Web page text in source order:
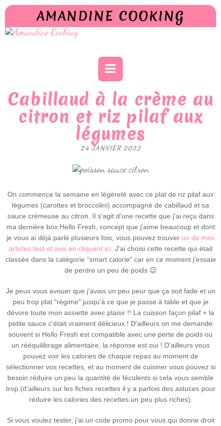
AMANDINE COOKING
Cabillaud à la crème au
citron et riz pilaf aux
légumes
24 JANVIER 2022
On commence la semaine en légèreté avec ce plat de riz pilaf aux
légumes (carottes et broccolini) accompagné de cabillaud et sa
sauce crémeuse au citron. Il s'agit d'une recette que j'ai reçu dans
ma dernière box Hello Fresh, concept que j'aime beaucoup et dont
je vous ai déjà parlé plusieurs fois, vous pouvez trouver un de mes
articles test et avis en cliquant ici . J'ai choisi cette recette qui était
classée dans la catégorie "smart calorie" car en ce moment j'essaie
de perdre un peu de poids 😉
Je peux vous avouer que j'avais un peu peur que ça soit fade et un
peu trop plat "régime" jusqu'à ce que je passe à table et que je
dévore toute mon assiette avec plaisir !! La cuisson façon pilaf + la
petite sauce c'était vraiment délicieux ! D'ailleurs on me demande
souvent si Hello Fresh est compatible avec une perte de poids ou
un rééquilibrage alimentaire, la réponse est oui ! D'ailleurs vous
pouvez voir les calories de chaque repas au moment de
sélectionner vos recettes, et au moment de cuisiner vous pouvez si
besoin réduire un peu la quantité de féculents si cela vous semble
trop (d'ailleurs sur les fiches recettes il y a parfois des astuces pour
réduire les calories des recettes un peu plus riches).
Si vous voulez tester, j'ai un code promo pour vous qui donne droit